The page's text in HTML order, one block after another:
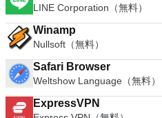
LINE Corporation（無料）
Winamp
Nullsoft（無料）
Safari Browser
Weltshow Language（無料）
ExpressVPN